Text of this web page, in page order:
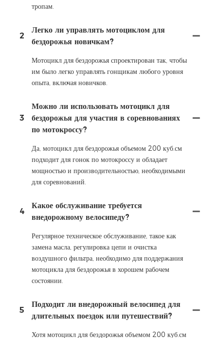
тропам.
2
Легко ли управлять мотоциклом для
бездорожья новичкам?
Мотоцикл для бездорожья спроектирован так, чтобы
им было легко управлять гонщикам любого уровня
опыта, включая новичков.
3
Можно ли использовать мотоцикл для
бездорожья для участия в соревнованиях
по мотокроссу?
Да, мотоцикл для бездорожья объемом 200 куб.см
подходит для гонок по мотокроссу и обладает
мощностью и производительностью, необходимыми
для соревнований.
4
Какое обслуживание требуется
внедорожному велосипеду?
Регулярное техническое обслуживание, такое как
замена масла, регулировка цепи и очистка
воздушного фильтра, необходимо для поддержания
мотоцикла для бездорожья в хорошем рабочем
состоянии.
5
Подходит ли внедорожный велосипед для
длительных поездок или путешествий?
Хотя мотоцикл для бездорожья объемом 200 куб.см